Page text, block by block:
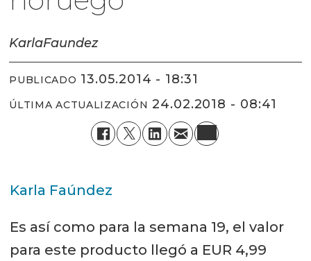
KarlaFaundez
PUBLICADO 13.05.2014 - 18:31
ÚLTIMA ACTUALIZACIÓN 24.02.2018 - 08:41
Karla Faúndez
Es así como para la semana 19, el valor
para este producto llegó a EUR 4,99